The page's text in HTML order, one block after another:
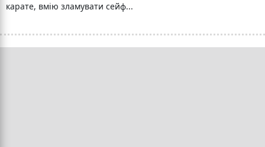
карате, вмію зламувати сейф...